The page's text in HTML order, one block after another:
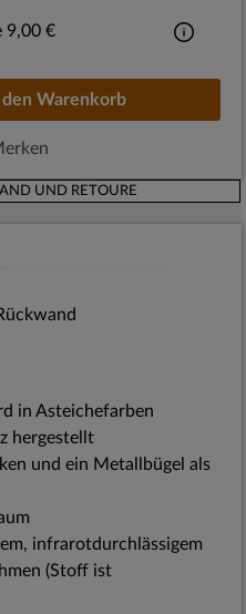
9,00 €
denWarenkorb
UND RETOURE
in Asteichefarben
hergestellt
und ein Metallbügel als
infrarotdurchlässigem
(Stoff ist